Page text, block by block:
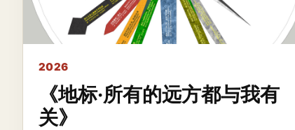
2026
《地标·所有的远方都与我有
关》